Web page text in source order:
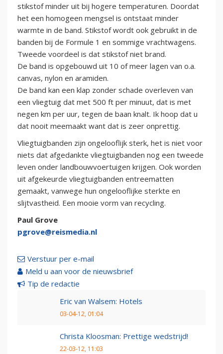
stikstof minder uit bij hogere temperaturen. Doordat
het een homogeen mengsel is ontstaat minder
warmte in de band. Stikstof wordt ook gebruikt in de
banden bij de Formule 1 en sommige vrachtwagens.
Tweede voordeel is dat stikstof niet brand.
De band is opgebouwd uit 10 of meer lagen van o.a.
canvas, nylon en aramiden.
De band kan een klap zonder schade overleven van
een vliegtuig dat met 500 ft per minuut, dat is met
negen km per uur, tegen de baan knalt. Ik hoop dat u
dat nooit meemaakt want dat is zeer onprettig.
Vliegtuigbanden zijn ongelooflijk sterk, het is niet voor
niets dat afgedankte vliegtuigbanden nog een tweede
leven onder landbouwvoertuigen krijgen. Ook worden
uit afgekeurde vliegtuigbanden entreematten
gemaakt, vanwege hun ongelooflijke sterkte en
slijtvastheid. Een mooie vorm van recycling.
Paul Grove
pgrove@reismedia.nl
Verstuur per e-mail
Meld u aan voor de nieuwsbrief
Tip de redactie
Eric van Walsem: Hotels
03-04-12, 01:04
Christa Kloosman: Prettige wedstrijd!
22-03-12, 11:03